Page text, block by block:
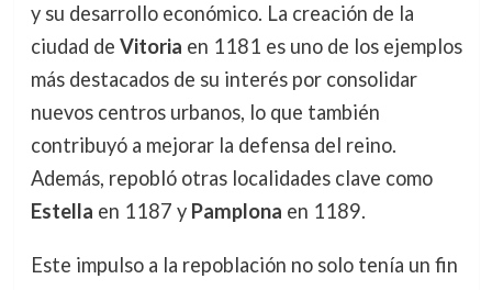
y su desarrollo económico. La creación de la
ciudad de Vitoria en 1181 es uno de los ejemplos
más destacados de su interés por consolidar
nuevos centros urbanos, lo que también
contribuyó a mejorar la defensa del reino.
Además, repobló otras localidades clave como
Estella en 1187 y Pamplona en 1189.
Este impulso a la repoblación no solo tenía un fin